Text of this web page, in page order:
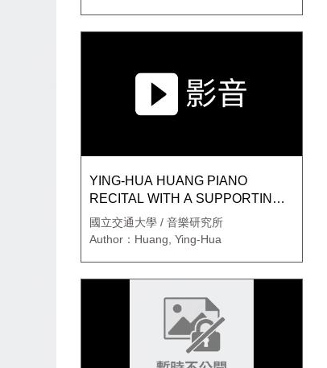
YING-HUA HUANG PIANO
RECITAL WITH A SUPPORTING
PAPER A LOOK INTO THE ERA
OF HENRI DUTILLEUX
國立交通大學 / 音樂研究所
Author：Huang, Ying-Hua